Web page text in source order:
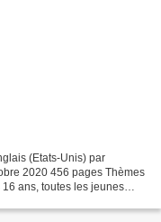
(Etats-Unis) par
2020 456 pages Thèmes
ans, toutes les jeunes